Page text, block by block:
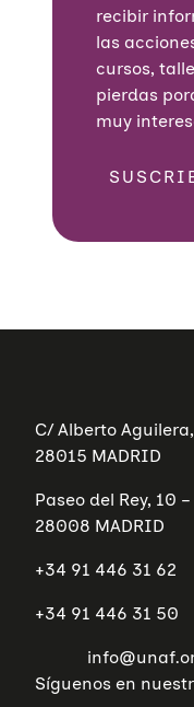
recibir
las
cursos,
pierdas
muy
C/ Alberto
28015 MADRID
Paseo del Rey, 10 –
28008 MADRID
+34 91 446 31 62
+34 91 446 31 50
Síguenos en